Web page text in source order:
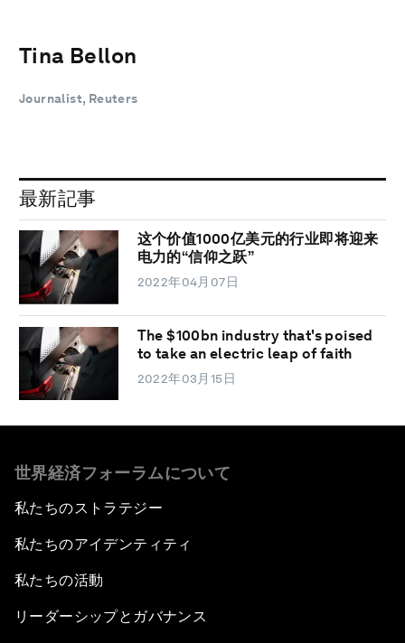
Tina Bellon
Journalist, Reuters
最新記事
这个价值1000亿美元的行业即将迎来
电力的“信仰之跃”
2022年04月07日
The $100bn industry that's poised
to take an electric leap of faith
2022年03月15日
世界経済フォーラムについて
私たちのストラテジー
私たちのアイデンティティ
私たちの活動
リーダーシップとガバナンス